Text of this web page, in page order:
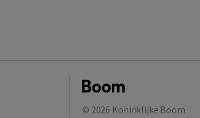
© 2026 Koninklijke Boom